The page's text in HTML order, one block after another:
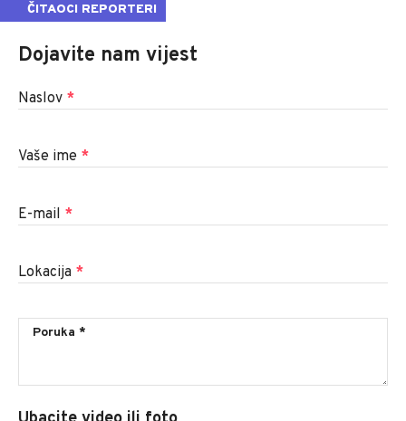
ČITAOCI REPORTERI
Dojavite nam vijest
Naslov *
Vaše ime *
E-mail *
Lokacija *